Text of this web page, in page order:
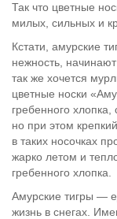
Так что цветные
милых, сильных и
Кстати, амурские
нежность,
так же хочется
цветные носки
гребенного
но при этом
в таких носочках
жарко летом и
гребенного хлопка.
Амурские тигры —
жизнь в снегах.